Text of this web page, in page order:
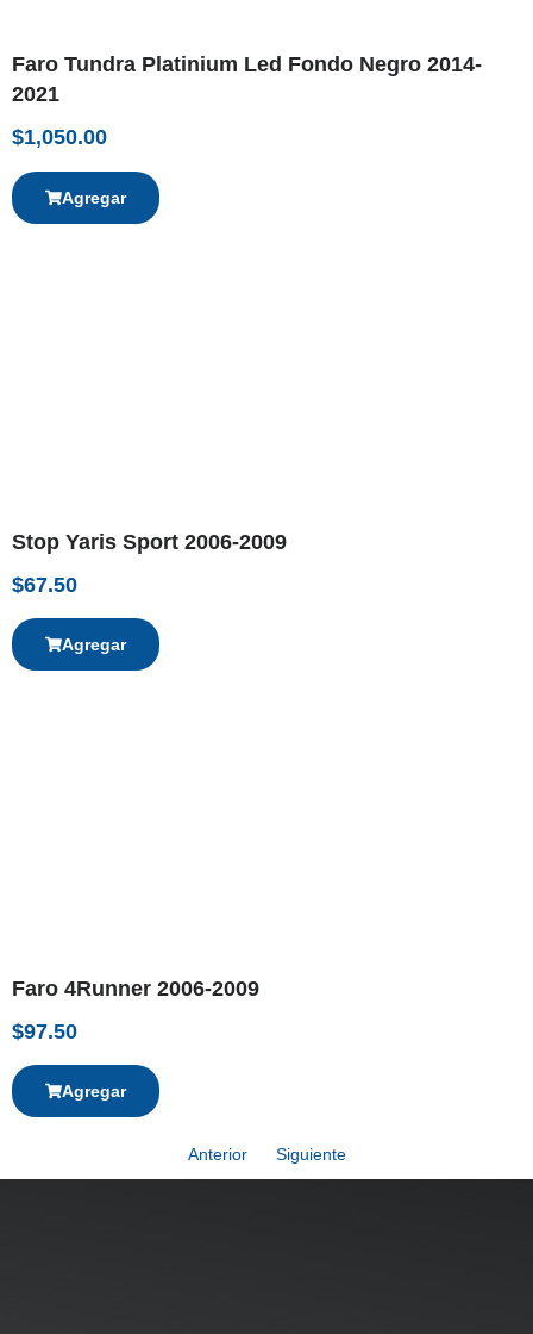
Faro Tundra Platinium Led Fondo Negro 2014-
2021
$1,050.00
Agregar
Stop Yaris Sport 2006-2009
$67.50
Agregar
Faro 4Runner 2006-2009
$97.50
Agregar
Anterior Siguiente